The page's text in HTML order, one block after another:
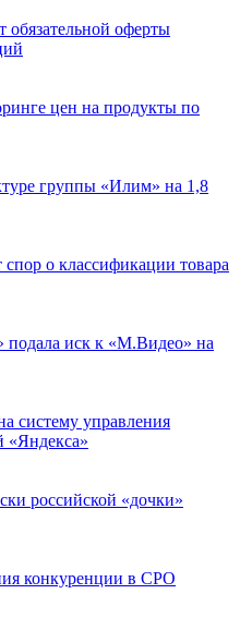
обязательной оферты
цен на продукты по
группы «Илим» на 1,8
о классификации товара
подала иск к «М.Видео» на
систему управления
«Яндекса»
российской «дочки»
конкуренции в СРО